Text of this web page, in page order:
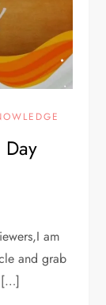
Day
am
and grab
[…]